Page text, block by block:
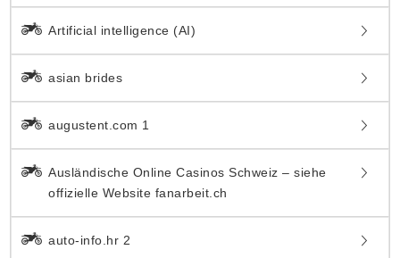
Artificial intelligence (AI)
asian brides
augustent.com 1
Ausländische Online Casinos Schweiz – siehe
offizielle Website fanarbeit.ch
auto-info.hr 2